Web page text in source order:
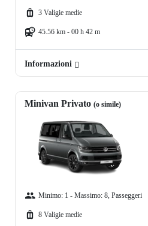
3 Valigie medie
45.56 km - 00 h 42 m
Informazioni
Minivan Privato (o simile)
Minimo: 1 - Massimo: 8, Passeggeri
8 Valigie medie